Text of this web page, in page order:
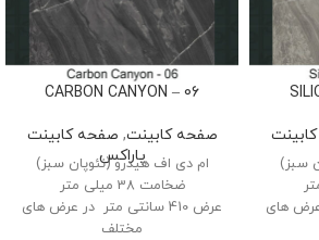
سبز)
عرض های
06 – CARBON CANYON
صفحه کابینت, صفحه کابینت
پاراکس
ام دی اف هیدرو (نئوپان سبز)
ضخامت 38 میلی متر
عرض 410 سانتی متر در عرض های
مختلف